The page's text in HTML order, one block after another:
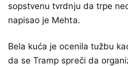
sopstvenu tvrdnju da trpe
napisao je Mehta.
Bela kuća je ocenila tužbu
da se Tramp spreči da